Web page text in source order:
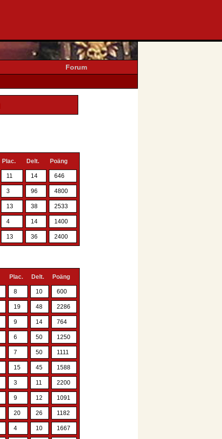
Forum
Plac. Delt. Poäng
11 14 646
3 96 4800
13 38 2533
4 14 1400
13 36 2400
Plac. Delt. Poäng
8 10 600
19 48 2286
9 14 764
6 50 1250
7 50 1111
15 45 1588
3 11 2200
9 12 1091
20 26 1182
4 10 1667